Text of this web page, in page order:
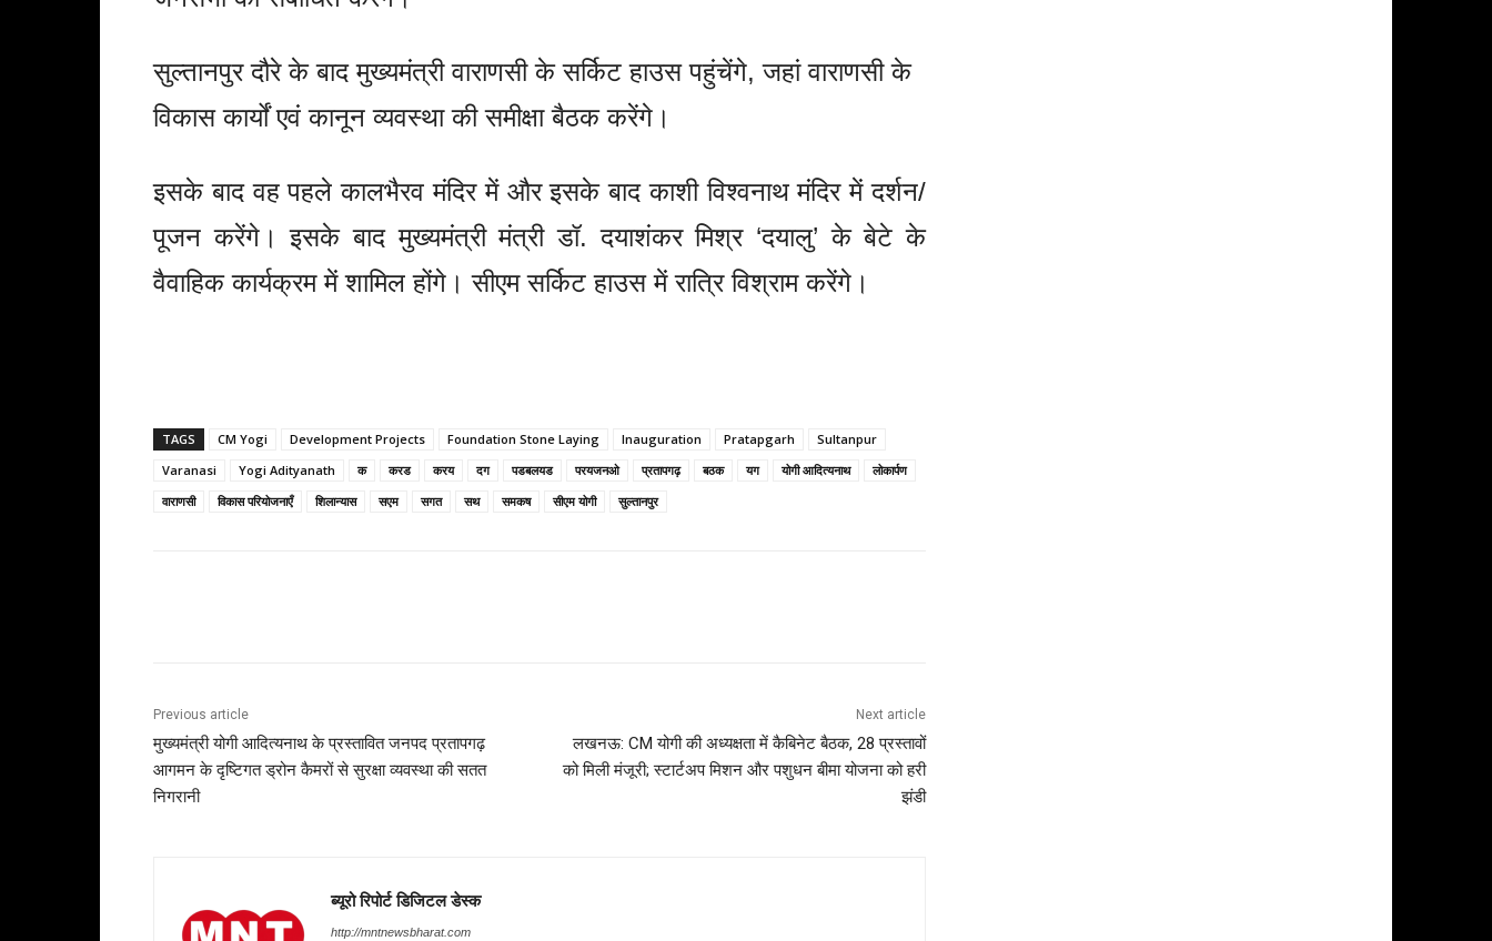
सुल्तानपुर दौरे के बाद मुख्यमंत्री वाराणसी के सर्किट हाउस पहुंचेंगे, जहां वाराणसी के
विकास कार्यों एवं कानून व्यवस्था की समीक्षा बैठक करेंगे।
इसके बाद वह पहले कालभैरव मंदिर में और इसके बाद काशी विश्वनाथ मंदिर में दर्शन/
पूजन करेंगे। इसके बाद मुख्यमंत्री मंत्री डॉ. दयाशंकर मिश्र ‘दयालु’ के बेटे के
वैवाहिक कार्यक्रम में शामिल होंगे। सीएम सर्किट हाउस में रात्रि विश्राम करेंगे।
TAGS CM Yogi Development Projects Foundation Stone Laying Inauguration Pratapgarh
Sultanpur
Varanasi
Yogi Adityanath क करड करय दग पडबलयड परयजनओ प्रतापगढ़ बठक यग योगी आदित्यनाथ
लोकार्पण
वाराणसी
विकास परियोजनाएँ शिलान्यास सएम सगत सथ समकष सीएम योगी सुल्तानपुर
Previous article
मुख्यमंत्री योगी आदित्यनाथ के प्रस्तावित जनपद प्रतापगढ़
आगमन के दृष्टिगत ड्रोन कैमरों से सुरक्षा व्यवस्था की सतत
निगरानी
Next article
लखनऊ: CM योगी की अध्यक्षता में कैबिनेट बैठक, 28 प्रस्तावों
को मिली मंजूरी; स्टार्टअप मिशन और पशुधन बीमा योजना को हरी
झंडी
ब्यूरो रिपोर्ट डिजिटल डेस्क
http://mntnewsbharat.com